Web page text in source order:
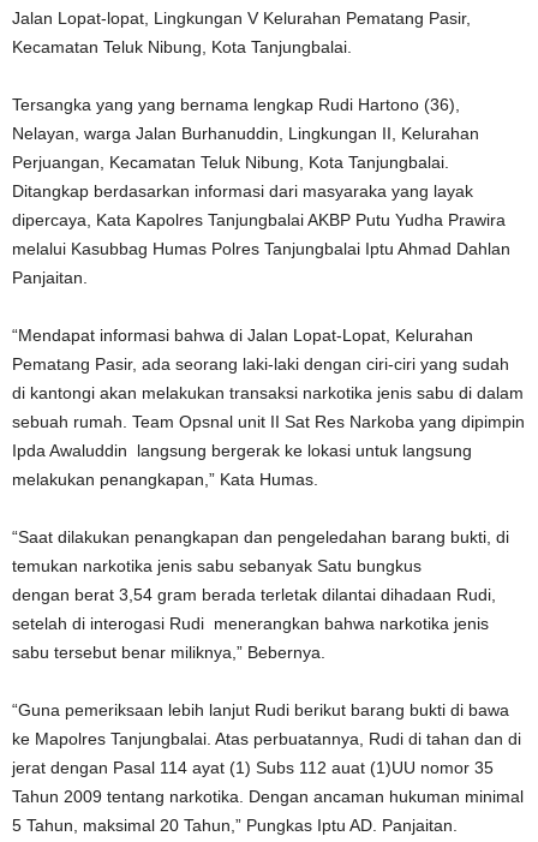
Jalan Lopat-lopat, Lingkungan V Kelurahan Pematang Pasir,
Kecamatan Teluk Nibung, Kota Tanjungbalai.
Tersangka yang yang bernama lengkap Rudi Hartono (36),
Nelayan, warga Jalan Burhanuddin, Lingkungan II, Kelurahan
Perjuangan, Kecamatan Teluk Nibung, Kota Tanjungbalai.
Ditangkap berdasarkan informasi dari masyaraka yang layak
dipercaya, Kata Kapolres Tanjungbalai AKBP Putu Yudha Prawira
melalui Kasubbag Humas Polres Tanjungbalai Iptu Ahmad Dahlan
Panjaitan.
“Mendapat informasi bahwa di Jalan Lopat-Lopat, Kelurahan
Pematang Pasir, ada seorang laki-laki dengan ciri-ciri yang sudah
di kantongi akan melakukan transaksi narkotika jenis sabu di dalam
sebuah rumah. Team Opsnal unit II Sat Res Narkoba yang dipimpin
Ipda Awaluddin langsung bergerak ke lokasi untuk langsung
melakukan penangkapan,” Kata Humas.
“Saat dilakukan penangkapan dan pengeledahan barang bukti, di
temukan narkotika jenis sabu sebanyak Satu bungkus
dengan berat 3,54 gram berada terletak dilantai dihadaan Rudi,
setelah di interogasi Rudi menerangkan bahwa narkotika jenis
sabu tersebut benar miliknya,” Bebernya.
“Guna pemeriksaan lebih lanjut Rudi berikut barang bukti di bawa
ke Mapolres Tanjungbalai. Atas perbuatannya, Rudi di tahan dan di
jerat dengan Pasal 114 ayat (1) Subs 112 auat (1)UU nomor 35
Tahun 2009 tentang narkotika. Dengan ancaman hukuman minimal
5 Tahun, maksimal 20 Tahun,” Pungkas Iptu AD. Panjaitan.